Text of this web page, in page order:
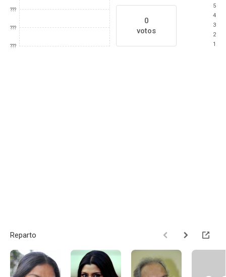
???
???
???
0
votos
5
4
3
2
1
Reparto